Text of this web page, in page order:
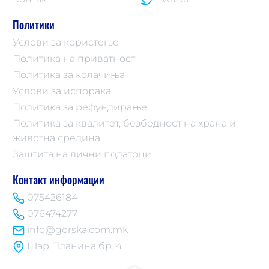
Политики
Услови за користење
Политика на приватност
Политика за колачиња
Услови за испорака
Политика за рефундирање
Политика за квалитет, безбедност на храна и
животна средина
Заштита на лични податоци
Контакт информации
075426184
076474277
info@gorska.com.mk
Шар Планина бр. 4